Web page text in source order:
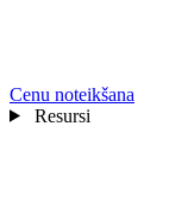
Cenu noteikšana
Resursi